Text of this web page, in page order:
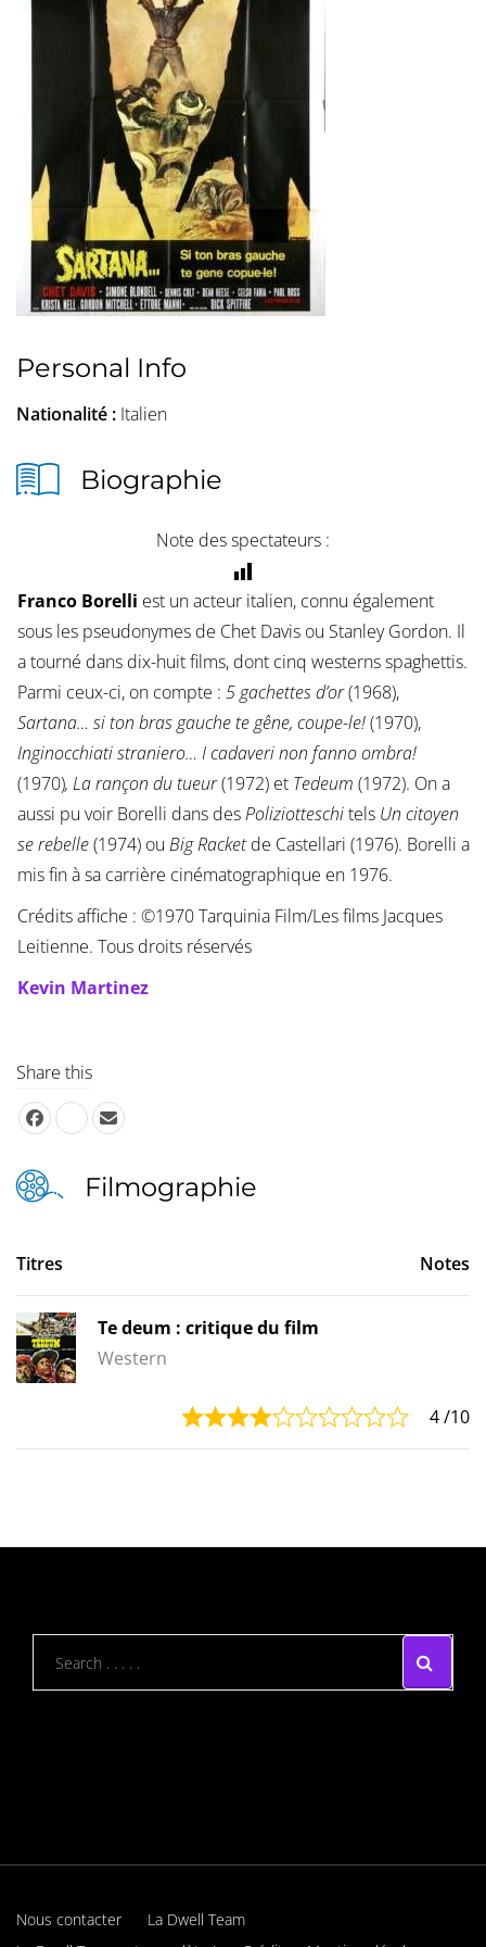
Personal Info
Nationalité : Italien
Biographie
Note des spectateurs :
Franco Borelli est un acteur italien, connu également
sous les pseudonymes de Chet Davis ou Stanley Gordon. Il
a tourné dans dix-huit films, dont cinq westerns spaghettis.
Parmi ceux-ci, on compte : 5 gachettes d’or(1968),
Sartana… si ton bras gauche te gêne, coupe-le!(1970),
Inginocchiati straniero… I cadaveri non fanno ombra!
(1970), La rançon du tueur(1972) et Tedeum (1972). On a
aussi pu voir Borelli dans desPoliziotteschitels Un citoyen
se rebelle(1974) ou Big Racketde Castellari (1976). Borelli a
mis fin à sa carrière cinématographique en 1976.
Crédits affiche : ©1970 Tarquinia Film/Les films Jacques
Leitienne. Tous droits réservés
Kevin Martinez
Share this
Filmographie
Titres Notes
Te deum : critique du film
Western
4/10
Nous contacter
La Dwell Team